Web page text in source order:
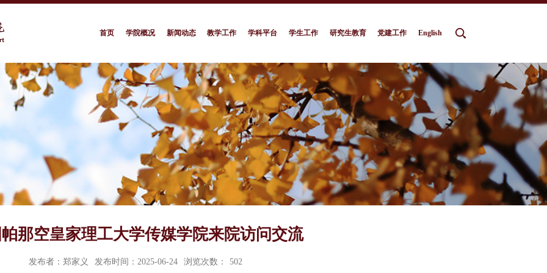
首页 学院概况 新闻动态 教学工作 学科平台 学生工作 研究生教育 党建工作 English
那空皇家理工大学传媒学院来院访问交流
发布者：郑家义 发布时间：2025-06-24 浏览次数： 502